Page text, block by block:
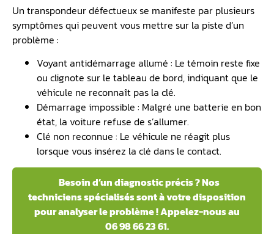
Un transpondeur défectueux se manifeste par plusieurs
symptômes qui peuvent vous mettre sur la piste d’un
problème :
Voyant antidémarrage allumé : Le témoin reste fixe
ou clignote sur le tableau de bord, indiquant que le
véhicule ne reconnaît pas la clé.
Démarrage impossible : Malgré une batterie en bon
état, la voiture refuse de s’allumer.
Clé non reconnue : Le véhicule ne réagit plus
lorsque vous insérez la clé dans le contact.
Besoin d’un diagnostic précis ? Nos
techniciens spécialisés sont à votre disposition
pour analyser le problème ! Appelez-nous au
06 98 66 23 61.